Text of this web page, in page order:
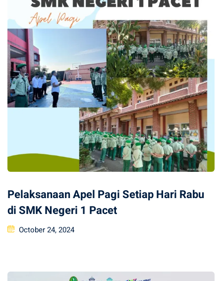
Pelaksanaan Apel Pagi Setiap Hari Rabu
di SMK Negeri 1 Pacet
Posted
October 24, 2024